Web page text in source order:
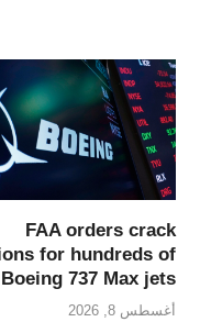
FAA orders crack
for hundreds of
Boeing 737 Max jets
أغسطس 8, 2026